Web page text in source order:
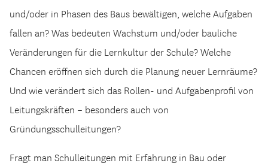
und/oder in Phasen des Baus bewältigen, welche Aufgaben
fallen an? Was bedeuten Wachstum und/oder bauliche
Veränderungen für die Lernkultur der Schule? Welche
Chancen eröffnen sich durch die Planung neuer Lernräume?
Und wie verändert sich das Rollen- und Aufgabenprofil von
Leitungskräften – besonders auch von
Gründungsschulleitungen?
Fragt man Schulleitungen mit Erfahrung in Bau oder